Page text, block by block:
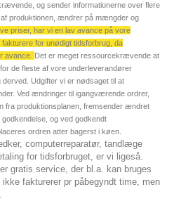
og sender informationerne over flere
produktionen, ændrer på mængder og
priser, har vi en lav avance på vore
for unødigt tidsforbrug, da
avance Det er meget ressourcekrævende at
de fleste af vore underleverandører
Udgifter vi er nødsaget til at
Ved ændringer til igangværende ordrer,
fra produktionsplanen, fremsender ændret
og ved godkendt
ordren atter bagerst i køen.
computerreparatør, tandlæge
for tidsforbruget, er vi ligeså.
gratis service, der bl.a. kan bruges
fakturerer pr påbegyndt time, men